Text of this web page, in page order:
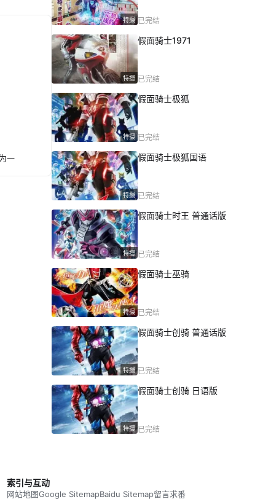
一
特摄 已完结
特摄
假面骑士1971
已完结
特摄
假面骑士极狐
已完结
特摄
假面骑士极狐国语
已完结
特摄
假面骑士时王 普通话版
已完结
特摄
假面骑士巫骑
已完结
特摄
假面骑士创骑 普通话版
已完结
特摄
假面骑士创骑 日语版
已完结
索引与互动
网站地图Google SitemapBaidu Sitemap留言求番